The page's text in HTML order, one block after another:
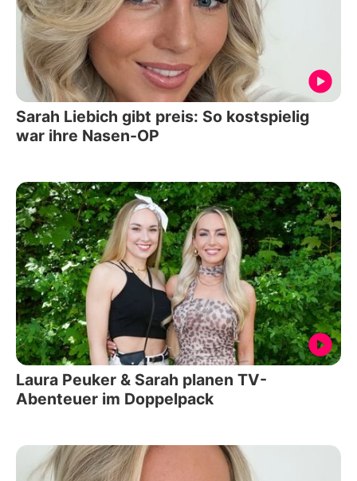
Sarah Liebich gibt preis: So kostspielig
war ihre Nasen-OP
Laura Peuker & Sarah planen TV-
Abenteuer im Doppelpack